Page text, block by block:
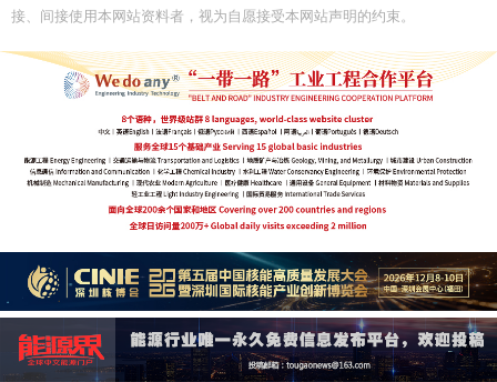
接、间接使用本网站资料者，视为自愿接受本网站声明的约束。